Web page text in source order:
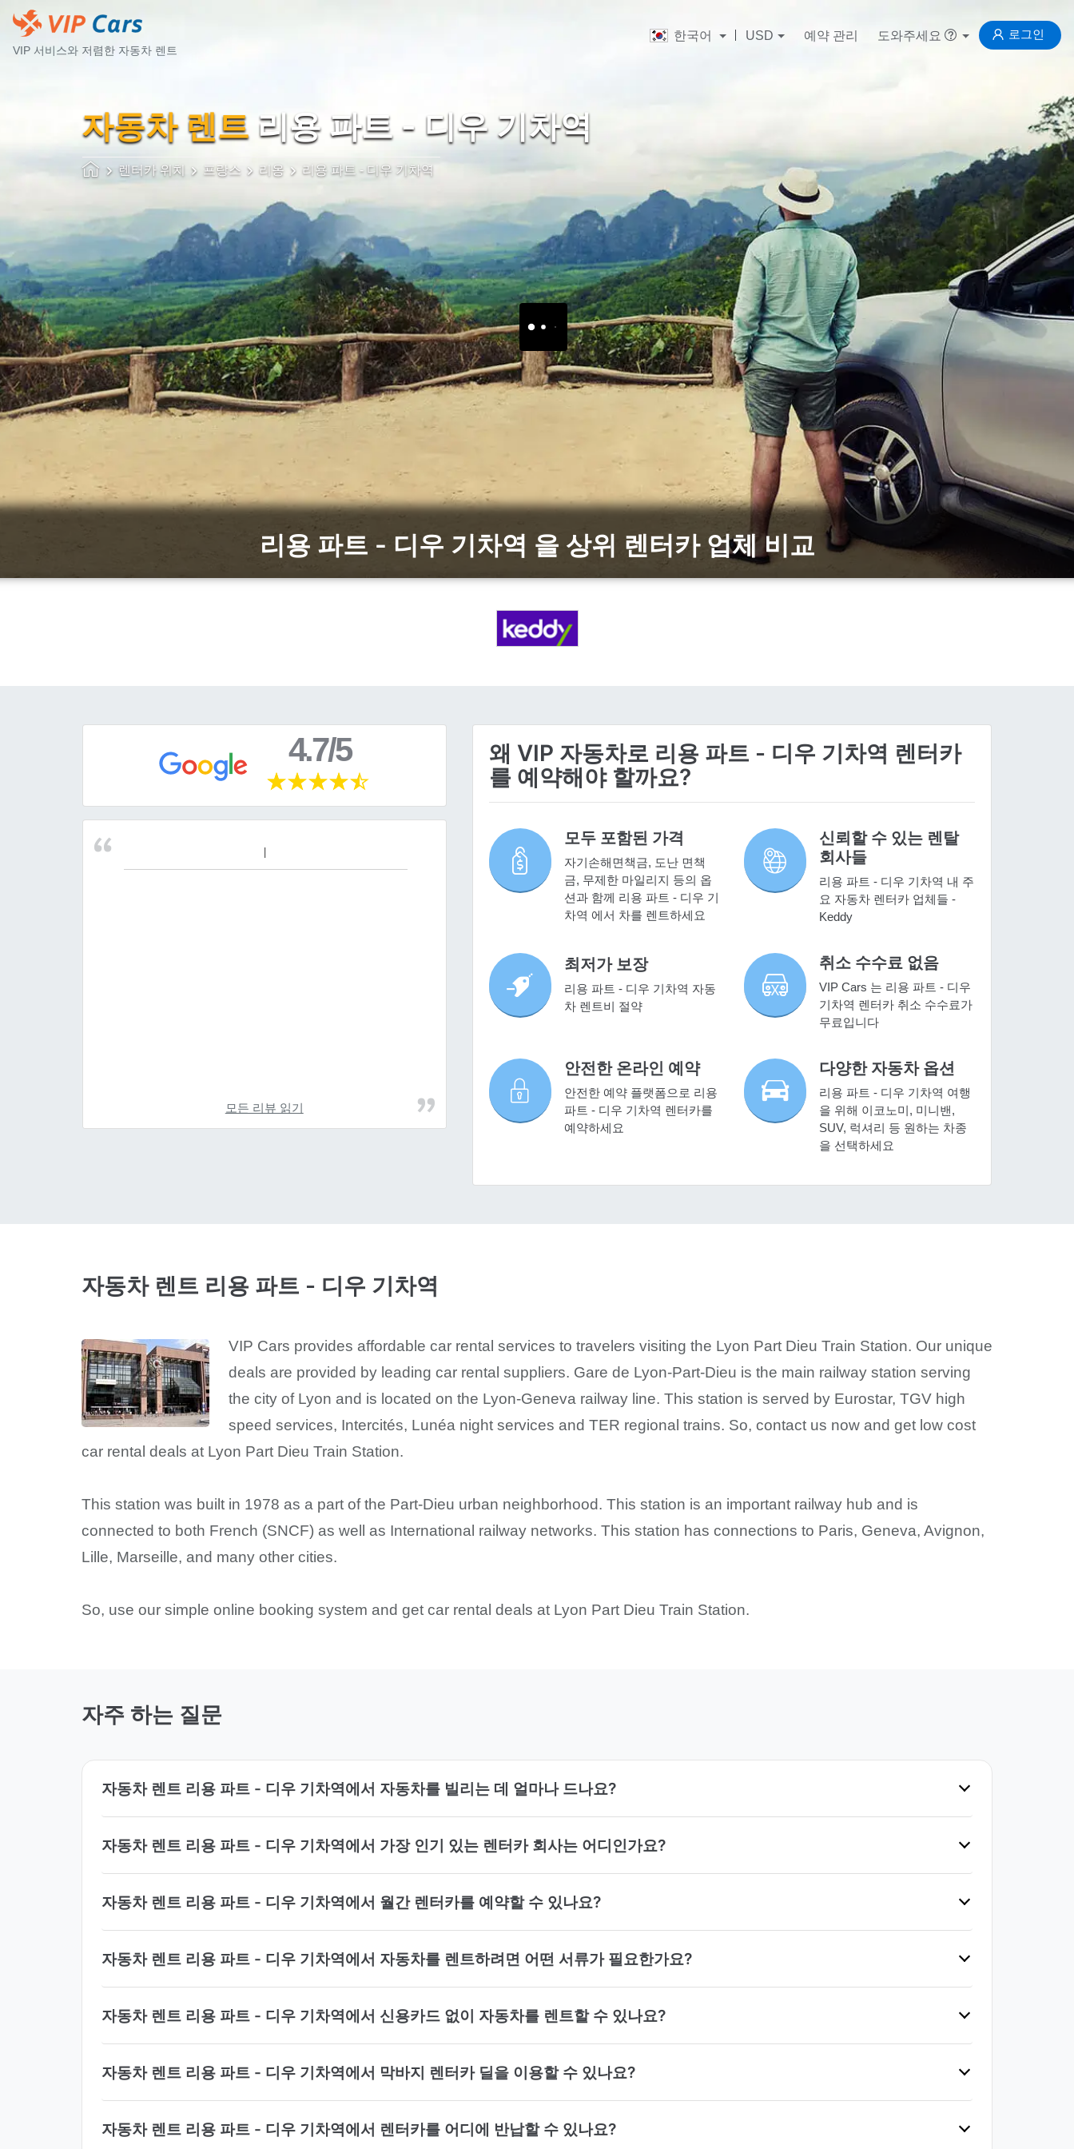
VIP 서비스와 저렴한 자동차 렌트
한국어 USD 예약 관리 도와주세요 로그인
자동차 렌트 리용 파트 - 디우 기차역
렌터카 위치 프랑스 리옹 리용 파트 - 디우 기차역
리용 파트 - 디우 기차역 을 상위 렌터카 업체 비교
4.7/5
모든 리뷰 읽기
왜 VIP 자동차로 리용 파트 - 디우 기차역 렌터카
를 예약해야 할까요?
모두 포함된 가격
자기손해면책금, 도난 면책
금, 무제한 마일리지 등의 옵
션과 함께 리용 파트 - 디우 기
차역 에서 차를 렌트하세요
신뢰할 수 있는 렌탈
회사들
리용 파트 - 디우 기차역 내 주
요 자동차 렌터카 업체들 -
Keddy
최저가 보장
리용 파트 - 디우 기차역 자동
차 렌트비 절약
취소 수수료 없음
VIP Cars 는 리용 파트 - 디우
기차역 렌터카 취소 수수료가
무료입니다
안전한 온라인 예약
안전한 예약 플랫폼으로 리용
파트 - 디우 기차역 렌터카를
예약하세요
다양한 자동차 옵션
리용 파트 - 디우 기차역 여행
을 위해 이코노미, 미니밴,
SUV, 럭셔리 등 원하는 차종
을 선택하세요
자동차 렌트 리용 파트 - 디우 기차역
VIP Cars provides affordable car rental services to travelers visiting the Lyon Part Dieu Train Station. Our unique
deals are provided by leading car rental suppliers. Gare de Lyon-Part-Dieu is the main railway station serving
the city of Lyon and is located on the Lyon-Geneva railway line. This station is served by Eurostar, TGV high
speed services, Intercités, Lunéa night services and TER regional trains. So, contact us now and get low cost
car rental deals at Lyon Part Dieu Train Station.
This station was built in 1978 as a part of the Part-Dieu urban neighborhood. This station is an important railway hub and is
connected to both French (SNCF) as well as International railway networks. This station has connections to Paris, Geneva, Avignon,
Lille, Marseille, and many other cities.
So, use our simple online booking system and get car rental deals at Lyon Part Dieu Train Station.
자주 하는 질문
자동차 렌트 리용 파트 - 디우 기차역에서 자동차를 빌리는 데 얼마나 드나요?
자동차 렌트 리용 파트 - 디우 기차역에서 가장 인기 있는 렌터카 회사는 어디인가요?
자동차 렌트 리용 파트 - 디우 기차역에서 월간 렌터카를 예약할 수 있나요?
자동차 렌트 리용 파트 - 디우 기차역에서 자동차를 렌트하려면 어떤 서류가 필요한가요?
자동차 렌트 리용 파트 - 디우 기차역에서 신용카드 없이 자동차를 렌트할 수 있나요?
자동차 렌트 리용 파트 - 디우 기차역에서 막바지 렌터카 딜을 이용할 수 있나요?
자동차 렌트 리용 파트 - 디우 기차역에서 렌터카를 어디에 반납할 수 있나요?